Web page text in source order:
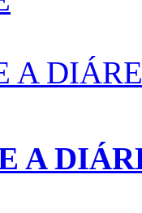
A DIÁRE
A